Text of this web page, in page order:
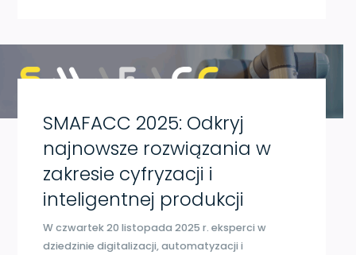
SMAFACC 2025: Odkryj
najnowsze rozwiązania w
zakresie cyfryzacji i
inteligentnej produkcji
W czwartek 20 listopada 2025 r. eksperci w
dziedzinie digitalizacji, automatyzacji i